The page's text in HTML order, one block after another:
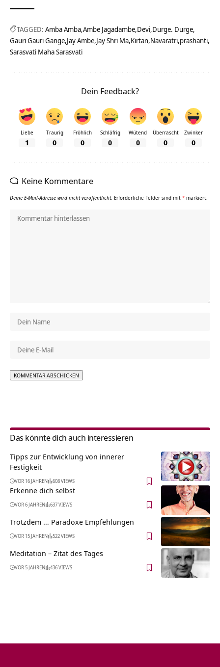
TAGGED: Amba Amba Ambe Jagadambe Devi Durge. Durge
Gauri Gauri Gange Jay Ambe Jay Shri Ma Kirtan Navaratri prashanti
Sarasvati Maha Sarasvati
Dein Feedback?
Liebe
1
Traurig
0
Fröhlich
0
Schläfrig
0
Wütend
0
Überrascht
0
Zwinker
0
Keine Kommentare
Deine E-Mail-Adresse wird nicht veröffentlicht. Erforderliche Felder sind mit * markiert.
Das könnte dich auch interessieren
Tipps zur Entwicklung von innerer
Festigkeit
VOR 16 JAHREN 608 VIEWS
Erkenne dich selbst
VOR 6 JAHREN 637 VIEWS
Trotzdem … Paradoxe Empfehlungen
VOR 15 JAHREN 522 VIEWS
Meditation – Zitat des Tages
VOR 5 JAHREN 436 VIEWS